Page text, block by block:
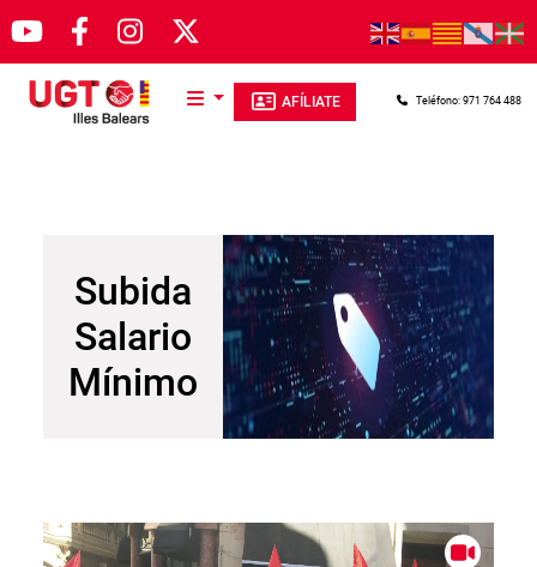
Pasar al contenido principal
AFÍLIATE Teléfono: 971 764 488
Subida
Salario
Mínimo